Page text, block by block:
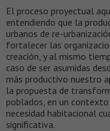
El proceso proyectual
entendiendo que la
urbanos de re-
fortalecer las
creación, y al mismo
caso de ser asumidas
más productivo nuestro
la propuesta de
poblados, en un
necesidad habitacional
significativa.